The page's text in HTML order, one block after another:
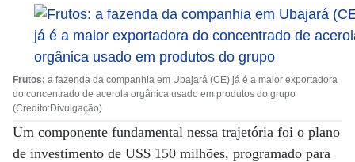
Frutos: a fazenda da companhia em Ubajará (CE) já é a maior exportadora
do concentrado de acerola orgânica usado em produtos do grupo
(Crédito:Divulgação)
Um componente fundamental nessa trajetória foi o plano
de investimento de US$ 150 milhões, programado para